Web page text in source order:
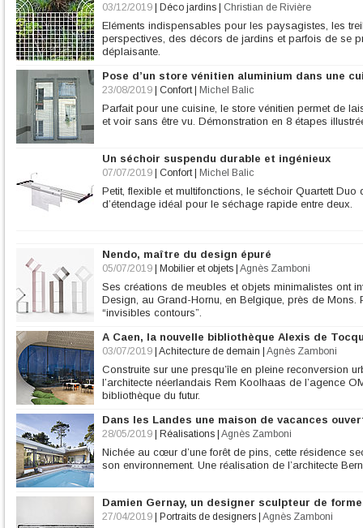
03/12/2019 Déco jardins Christian de Rivière
Eléments indispensables pour les paysagistes, les
perspectives, des décors de jardins et parfois de se
déplaisante.
Pose d’un store vénitien aluminium dans une
23/08/2019 Confort| Michel Balic
Parfait pour une cuisine, le store vénitien permet de
et voir sans être vu. Démonstration en 8 étapes
Un séchoir suspendu durable et ingénieux
07/07/2019 Confort| Michel Balic
Petit, flexible et multifonctions, le séchoir Quartett Duo
d’étendage idéal pour le séchage rapide entre deux.
Nendo, maître du design épuré
05/07/2019 Mobilier et objets Agnès Zamboni
Ses créations de meubles et objets minimalistes ont
Design, au Grand-Hornu, en Belgique, près de
“invisibles contours”.
A Caen, la nouvelle bibliothèque Alexis de
03/07/2019 Achitecture de demain Agnès Zamboni
Construite sur une presqu’île en pleine reconversion
l’architecte néerlandais Rem Koolhaas de l’agence
bibliothèque du futur.
Dans les Landes une maison de vacances
28/05/2019 Réalisations Agnès Zamboni
Nichée au cœur d’une forêt de pins, cette résidence
son environnement. Une réalisation de l’architecte
Damien Gernay, un designer sculpteur de
27/04/2019 Portraits de designers Agnès Zamboni